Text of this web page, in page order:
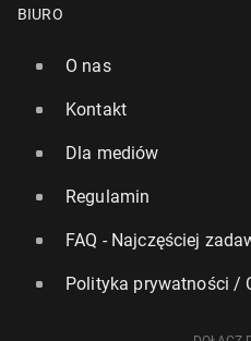
BIURO
O nas
Kontakt
Dla mediów
Regulamin
FAQ - Najczęściej
Polityka prywatności /